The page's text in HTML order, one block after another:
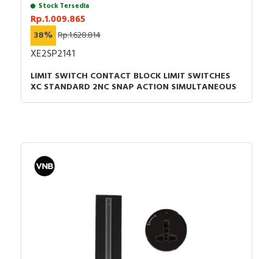
Stock Tersedia
Rp.1.009.865
38% Rp.1.628.814
XE2SP2141
LIMIT SWITCH CONTACT BLOCK LIMIT SWITCHES
XC STANDARD 2NC SNAP ACTION SIMULTANEOUS